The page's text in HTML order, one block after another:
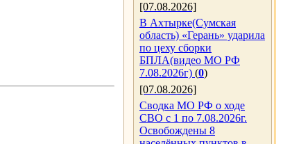
[07.08.2026]
В Ахтырке(Сумская
область) «Герань» ударила
по цеху сборки
БПЛА(видео МО РФ
7.08.2026г) (0)
[07.08.2026]
Сводка МО РФ о ходе
СВО с 1 по 7.08.2026г.
Освобождены 8